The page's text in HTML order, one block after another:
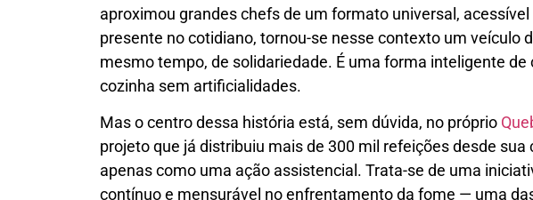
aproximou grandes chefs de um formato universal,
presente no cotidiano, tornou-se nesse contexto um veículo
mesmo tempo, de solidariedade. É uma forma inteligente de
cozinha sem artificialidades.
Mas o centro dessa história está, sem dúvida, no próprio
projeto que já distribuiu mais de 300 mil refeições desde sua
apenas como uma ação assistencial. Trata-se de uma
contínuo e mensurável no enfrentamento da fome — uma